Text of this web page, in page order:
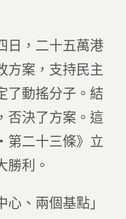
日，二十五萬港
方案，支持民主
了動搖分子。結
否決了方案。這
第二十三條》立
勝利。
、兩個基點」